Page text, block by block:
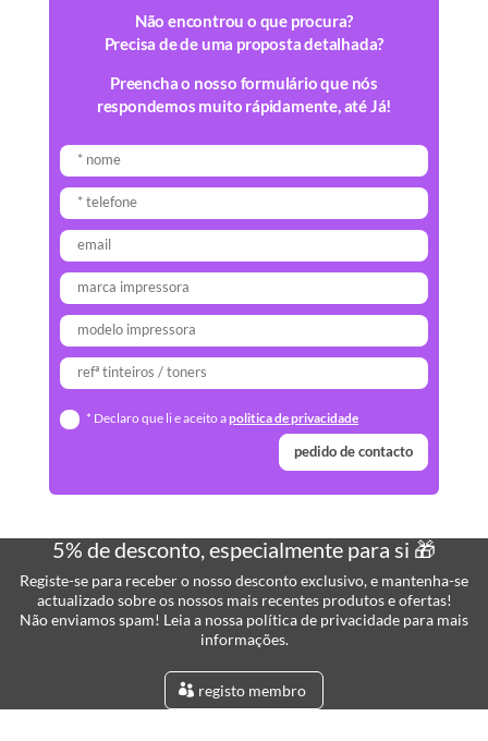
Não encontrou o que procura?
Precisa de de uma proposta detalhada?
Preencha o nosso formulário que nós
respondemos muito rápidamente, até Já!
* Declaro que li e aceito apolitica de privacidade
pedido de contacto
5% de desconto, especialmente para si 🎁
Registe-se para receber o nosso desconto exclusivo, e mantenha-se
actualizado sobre os nossos mais recentes produtos e ofertas!
Não enviamos spam! Leia a nossa política de privacidade para mais
informações.
registo membro